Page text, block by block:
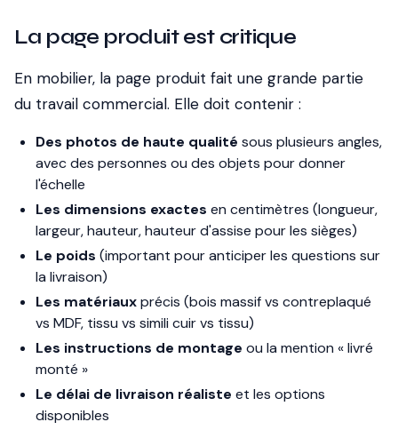
La page produit est critique
En mobilier, la page produit fait une grande partie
du travail commercial. Elle doit contenir :
Des photos de haute qualité sous plusieurs angles,
avec des personnes ou des objets pour donner
l'échelle
Les dimensions exactes en centimètres (longueur,
largeur, hauteur, hauteur d'assise pour les sièges)
Le poids (important pour anticiper les questions sur
la livraison)
Les matériauxprécis (bois massif vs contreplaqué
vs MDF, tissu vs simili cuir vs tissu)
Les instructions de montage ou la mention « livré
monté »
Le délai de livraison réaliste et les options
disponibles